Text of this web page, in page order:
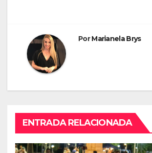
PorMarianela Brys
ENTRADA RELACIONADA